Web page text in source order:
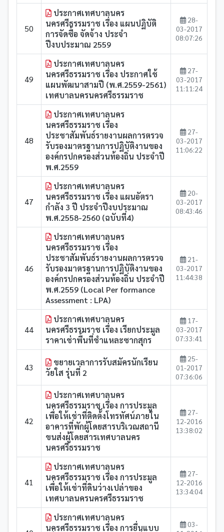
50
ประกาศเทศบาลนคร
นครศรีธรรมราช เรื่อง แผนปฏิบัติ
การจัดซื้อ จัดจ้าง ประจำ
ปีงบประมาณ 2559
28-
03-2017
08:07:26
49
ประกาศเทศบาลนคร
นครศรีธรรมราช เรื่อง ประกาศใช้
แผนพัฒนาสามปี (พ.ศ.2559-2561)
เทศบาลนครนครศรีธรรมราช
27-
03-2017
11:11:24
48
ประกาศเทศบาลนคร
นครศรีธรรมราช เรื่อง
ประชาสัมพันธ์รายงานผลการตรวจ
รับรองมาตรฐานการปฏิบัติงานของ
องค์กรปกครองส่วนท้องถิ่น ประจำปี
พ.ศ.2559
27-
03-2017
11:06:22
47
ประกาศเทศบาลนคร
นครศรีธรรมราช เรื่อง แผนอัตรา
กำลัง 3 ปี ประจำปีงบประมาณ
พ.ศ.2558-2560 (ฉบับที่4)
20-
03-2017
08:43:46
46
ประกาศเทศบาลนคร
นครศรีธรรมราช เรื่อง
ประชาสัมพันธ์รายงานผลการตรวจ
รับรองมาตรฐานการปฏิบัติงานของ
องค์กรปกครองส่วนท้องถิ่น ประจำปี
พ.ศ.2559 (Local Per formance
Assessment : LPA)
21-
03-2017
11:44:38
44
ประกาศเทศบาลนคร
นครศรีธรรมราช เรื่อง เรียกประมูล
ราคาเช่าพื้นที่ชำแหละซากสุกร
17-
03-2017
07:33:41
43
ขยายเวลาการรับสมัครนักเรียน
วัยใส รุ่นที่ 2
25-
01-2017
07:36:06
42
ประกาศเทศบาลนคร
นครศรีธรรมราช เรื่อง การประมูล
เพื่อให้เช่าที่ติดต้ังโทรทัศน์ภายใน
อาคารที่พักผู้โดยสารบริเวณสถานี
ขนส่งผู้โดยสารเทศบาลนคร
นครศรีธรรมราช
27-
12-2016
13:38:02
41
ประกาศเทศบาลนคร
นครศรีธรรมราช เรื่อง การประมูล
เพื่อให้เช่าที่ดินว่างเปล่าของ
เทศบาลนครนครศรีธรรมราช
27-
12-2016
13:34:04
ประกาศเทศบาลนคร
นครศรีธรรมราช เรื่อง การยื่นแบบ
03-